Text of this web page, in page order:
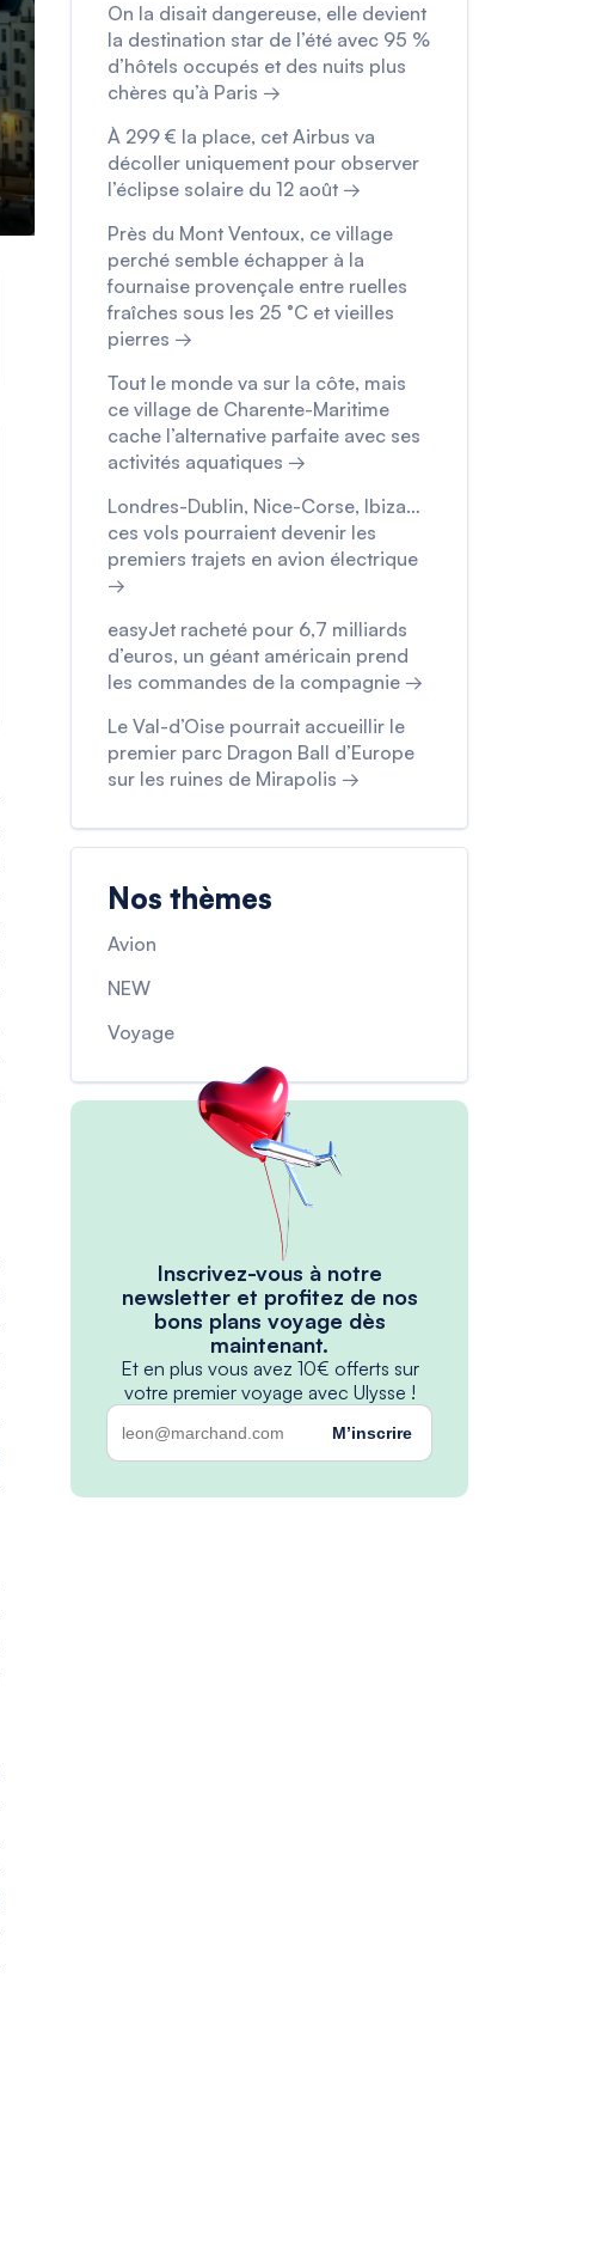
On la disait dangereuse, elle devient
la destination star de l’été avec 95 %
d’hôtels occupés et des nuits plus
chères qu’à Paris →
À 299 € la place, cet Airbus va
décoller uniquement pour observer
l’éclipse solaire du 12 août →
Près du Mont Ventoux, ce village
perché semble échapper à la
fournaise provençale entre ruelles
fraîches sous les 25 °C et vieilles
pierres →
Tout le monde va sur la côte, mais
ce village de Charente-Maritime
cache l’alternative parfaite avec ses
activités aquatiques →
Londres-Dublin, Nice-Corse, Ibiza…
ces vols pourraient devenir les
premiers trajets en avion électrique
→
easyJet racheté pour 6,7 milliards
d’euros, un géant américain prend
les commandes de la compagnie →
Le Val-d’Oise pourrait accueillir le
premier parc Dragon Ball d’Europe
sur les ruines de Mirapolis →
Nos thèmes
Avion
NEW
Voyage
Inscrivez-vous à notre
newsletter et profitez de nos
bons plans voyage dès
maintenant.
Et en plus vous avez 10€ offerts sur
votre premier voyage avec Ulysse !
M’inscrire